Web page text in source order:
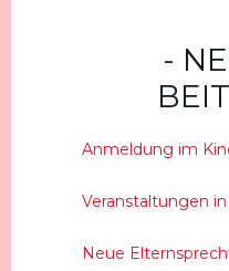
Anmeldung im
Veranstaltungen
Neue